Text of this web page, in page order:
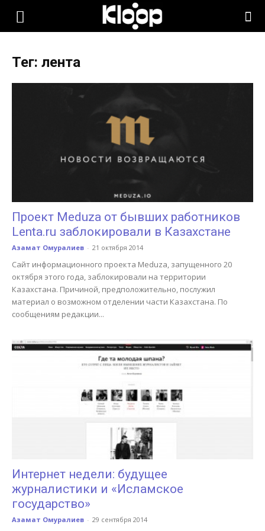
KLOOP.KG
Кыргызстана
Тег: лента
Проект Meduza от бывших работников
Lenta.ru заблокировали в Казахстане
Азамат Омуралиев - 21 октября 2014
Сайт информационного проекта Meduza, запущенного 20
октября этого года, заблокировали на территории
Казахстана. Причиной, предположительно, послужил
материал о возможном отделении части Казахстана. По
сообщениям редакции...
Интернет недели: будущее
журналистики и «Исламское
государство»
Азамат Омуралиев - 29 сентября 2014